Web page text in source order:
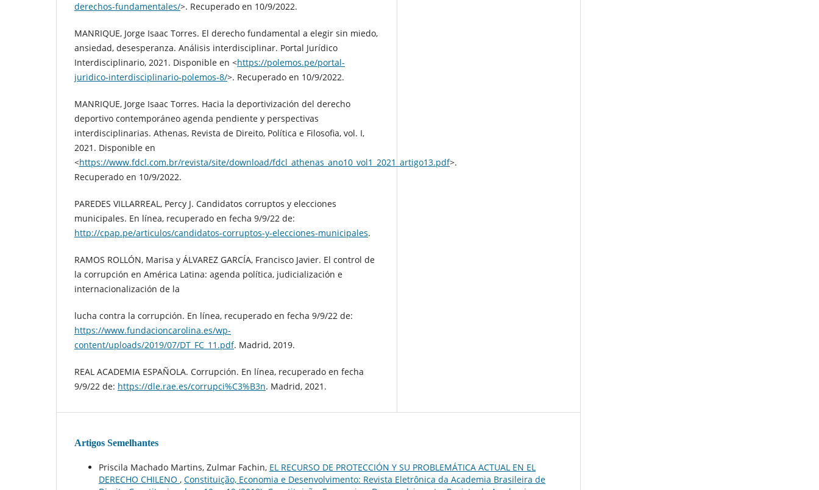
derechos-fundamentales/>. Recuperado en 10/9/2022.
MANRIQUE, Jorge Isaac Torres. El derecho fundamental a elegir sin miedo,
ansiedad, desesperanza. Análisis interdisciplinar. Portal Jurídico
Interdisciplinario, 2021. Disponible en <https://polemos.pe/portal-
juridico-interdisciplinario-polemos-8/>. Recuperado en 10/9/2022.
MANRIQUE, Jorge Isaac Torres. Hacia la deportivización del derecho
deportivo contemporáneo agenda pendiente y perspectivas
interdisciplinarias. Athenas, Revista de Direito, Política e Filosofia, vol. I,
2021. Disponible en
<https://www.fdcl.com.br/revista/site/download/fdcl_athenas_ano10_vol1_2021_artigo13.pdf>.
Recuperado en 10/9/2022.
PAREDES VILLARREAL, Percy J. Candidatos corruptos y elecciones
municipales. En línea, recuperado en fecha 9/9/22 de:
http://cpap.pe/articulos/candidatos-corruptos-y-elecciones-municipales.
RAMOS ROLLÓN, Marisa y ÁLVAREZ GARCÍA, Francisco Javier. El control de
la corrupción en América Latina: agenda política, judicialización e
internacionalización de la
lucha contra la corrupción. En línea, recuperado en fecha 9/9/22 de:
https://www.fundacioncarolina.es/wp-
content/uploads/2019/07/DT_FC_11.pdf. Madrid, 2019.
REAL ACADEMIA ESPAÑOLA. Corrupción. En línea, recuperado en fecha
9/9/22 de: https://dle.rae.es/corrupci%C3%B3n. Madrid, 2021.
Artigos Semelhantes
Priscila Machado Martins, Zulmar Fachin, EL RECURSO DE PROTECCIÓN Y SU PROBLEMÁTICA ACTUAL EN EL
DERECHO CHILENO , Constituição, Economia e Desenvolvimento: Revista Eletrônica da Academia Brasileira de